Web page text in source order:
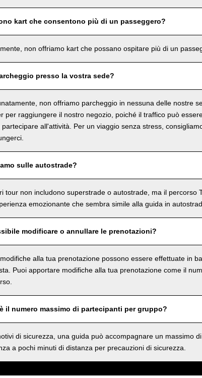
kart che consentono più di un passeggero?
non offriamo kart che possano ospitare più di un
presso la vostra sede?
non offriamo parcheggio in nessuna delle nostre
per raggiungere il nostro negozio, poiché il traffico può
partecipare all'attività. Per un viaggio senza stress,
sulle autostrade?
tour non includono superstrade o autostrade, ma il percorso
emozionante che sembra simile alla guida in
modificare o annullare le prenotazioni?
alla tua prenotazione possono essere effettuate in
Puoi apportare modifiche alla tua prenotazione come il
il numero massimo di partecipanti per gruppo?
di sicurezza, una guida può accompagnare un massimo
a pochi minuti di distanza per precauzioni di sicurezza.